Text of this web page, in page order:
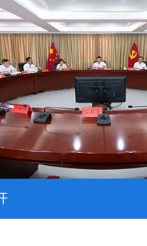
文明养宠主题日...